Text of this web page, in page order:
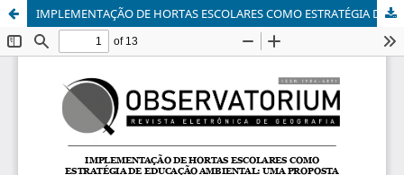
IMPLEMENTAÇÃO DE HORTAS ESCOLARES COMO ESTRATÉGIA DE EDUCAÇÃO AMBIENTAL: